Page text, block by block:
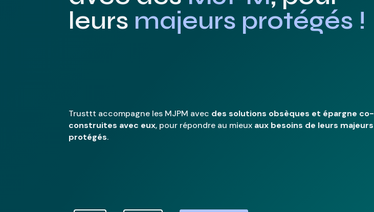
leurs majeurs protégés !
Trusttt accompagne les MJPM avec des solutions obsèques et épargne co-
construites avec eux, pour répondre au mieux aux besoins de leurs majeurs
protégés.